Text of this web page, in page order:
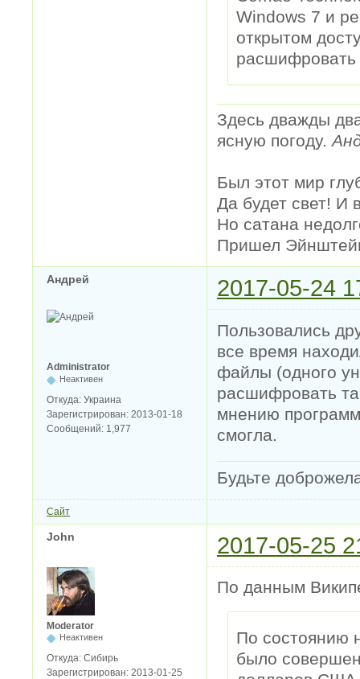
Windows 7 и
открытом
Здесь дважды
ясную погоду.
Был этот мир
Да будет свет! И
Но сатана
Пришел
Андрей 2017-05-24
Administrator
Неактивен
Откуда: Украина
Зарегистрирован: 2013-01-18
Сообщений: 1,977
Пользовались
все время
файлы (одного
расшифровать
мнению
смогла.
Будьте
Сайт
John 2017-05-25
Moderator
Неактивен
Откуда: Сибирь
Зарегистрирован: 2013-01-25
По данным
По состоянию
было